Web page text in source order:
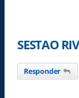
SESTAO
Responder